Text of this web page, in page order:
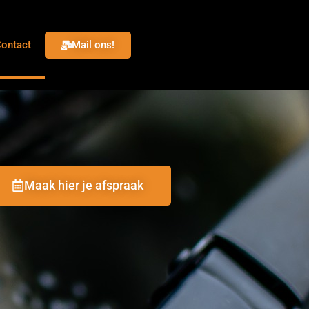
Mail ons!
Maak hier je afspraak